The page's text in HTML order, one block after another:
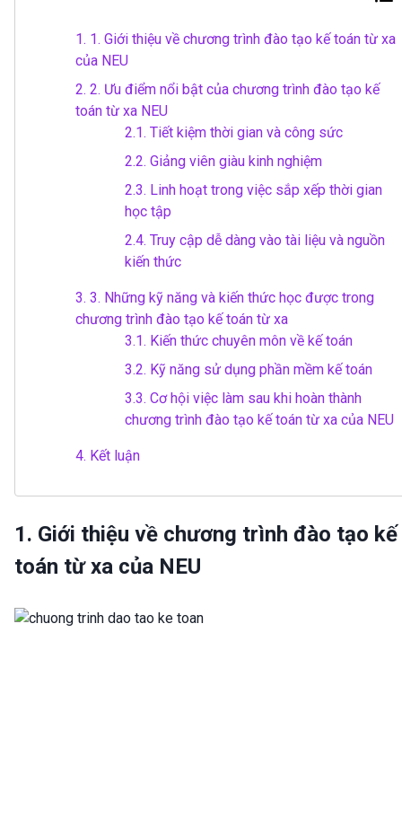
1. 1. Giới thiệu về chương trình đào tạo kế toán từ xa
của NEU
2. 2. Ưu điểm nổi bật của chương trình đào tạo kế
toán từ xa NEU
2.1. Tiết kiệm thời gian và công sức
2.2. Giảng viên giàu kinh nghiệm
2.3. Linh hoạt trong việc sắp xếp thời gian
học tập
2.4. Truy cập dễ dàng vào tài liệu và nguồn
kiến thức
3. 3. Những kỹ năng và kiến thức học được trong
chương trình đào tạo kế toán từ xa
3.1. Kiến thức chuyên môn về kế toán
3.2. Kỹ năng sử dụng phần mềm kế toán
3.3. Cơ hội việc làm sau khi hoàn thành
chương trình đào tạo kế toán từ xa của NEU
4. Kết luận
1. Giới thiệu về chương trình đào tạo kế
toán từ xa của NEU